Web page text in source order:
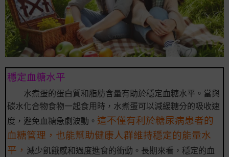
穩定血糖水平
水煮蛋的蛋白質和脂肪含量有助於穩定血糖水平。當與
碳水化合物食物一起食用時，水煮蛋可以減緩糖分的吸收速
度，避免血糖急劇波動。 這不僅有利於糖尿病患者的
血糖管理，也能幫助健康人群維持穩定的能量水
平， 減少飢餓感和過度進食的衝動。長期來看，穩定的血